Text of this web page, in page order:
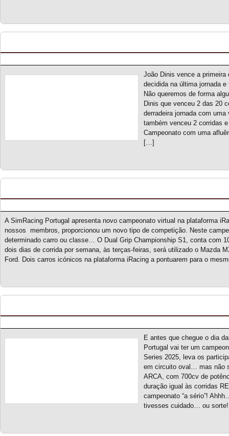
João Dinis vence a
decidida na última jornada
Não queremos de forma
Dinis que venceu 2 das 20
derradeira jornada com
também venceu 2 corridas
Campeonato com uma
[…]
A SimRacing Portugal apresenta novo campeonato virtual na plataforma
nossos membros, proporcionou um novo tipo de competição. Neste
determinado carro ou classe… O Dual Grip Championship S1, conta com
dois dias de corrida por semana, às terças-feiras, será utilizado o Mazda
Ford. Dois carros icónicos na plataforma iRacing a pontuarem para o
E antes que chegue o dia
Portugal vai ter um
Series 2025, leva os
em circuito oval… mas não
ARCA, com 700cv de
duração igual às corridas
campeonato “a sério”!
tivesses cuidado… ou